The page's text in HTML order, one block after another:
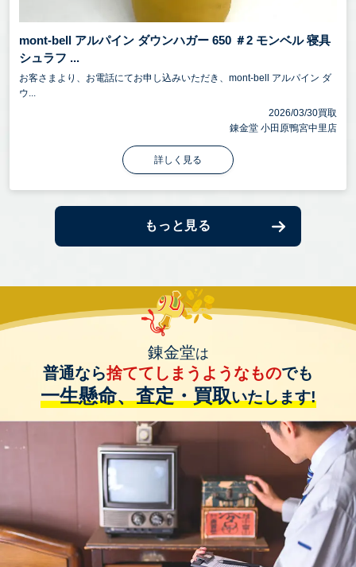
mont-bell アルパイン ダウンハガー 650 ＃2 モンベル 寝具
シュラフ ...
お客さまより、お電話にてお申し込みいただき、mont-bell アルパイン ダ
ウ...
2026/03/30買取
錬金堂 小田原鴨宮中里店
詳しく見る
もっと見る
錬金堂は
普通なら捨ててしまうようなものでも
一生懸命、査定・買取いたします!